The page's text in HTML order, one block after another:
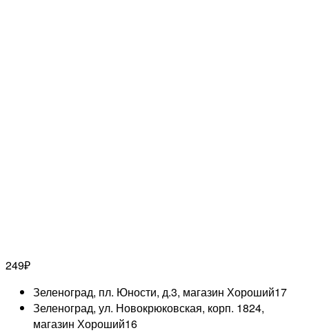
249₽
Зеленоград, пл. Юности, д.3, магазин Хороший17
Зеленоград, ул. Новокрюковская, корп. 1824,
магазин Хороший16